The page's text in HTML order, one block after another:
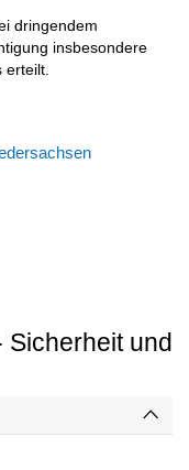
dringendem
insbesondere
erteilt.
Sicherheit und